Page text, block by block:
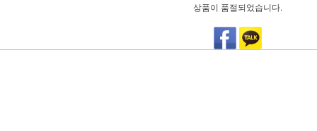
상품이 품절되었습니다.